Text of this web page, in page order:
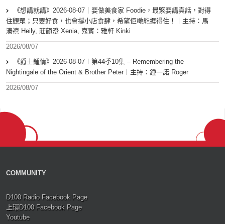
《想講就講》2026-08-07｜要做美食家 Foodie，最緊要講真話，對得
住觀眾；只要好食，也會撐小店食肆，希望佢哋能捱得住！｜主持：馬
溱禧 Heily, 莊韻澄 Xenia, 嘉賓：雅軒 Kinki
2026/08/07
《爵士鍾情》2026-08-07︱第44季10集 – Remembering the
Nightingale of the Orient & Brother Peter︱主持：鍾一諾 Roger
2026/08/07
COMMUNITY
D100 Radio Facebook Page
上環D100 Facebook Page
Youtube